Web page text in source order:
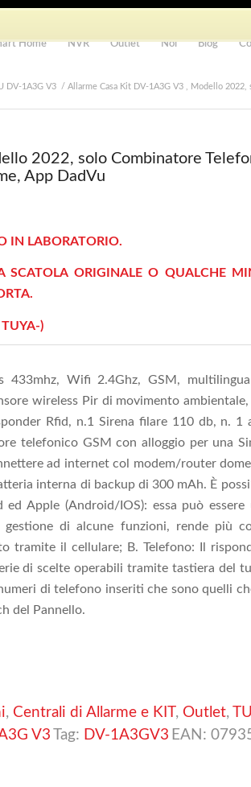
Home NVR Outlet Noi Blog
DV-1A3G V3 / Allarme Casa Kit DV-1A3G V3 , Modello 2022,
2022, solo Combinatore
App DadVu
IN LABORATORIO.
SCATOLA ORIGINALE O QUALCHE
)
Wifi 2.4Ghz, GSM, multilingua
wireless Pir di movimento
Rfid, n.1 Sirena filare 110 db, n. 1
telefonico GSM con alloggio per una
ad internet col modem/router
interna di backup di 300 mAh. È
Apple (Android/IOS): essa può
di alcune funzioni, rende più
tramite il cellulare; B. Telefono: Il
di scelte operabili tramite tastiera del
di telefono inseriti che sono quelli
del Pannello.
, Centrali di Allarme e KIT, Outlet,
V3 Tag: DV-1A3GV3 EAN: